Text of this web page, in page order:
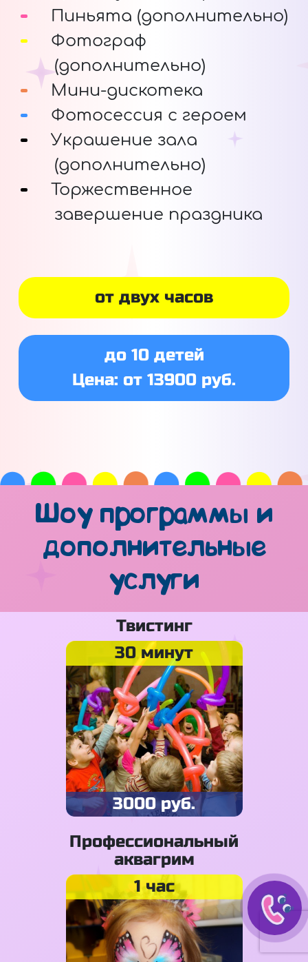
Пиньята (дополнительно)
Фотограф
(дополнительно)
Мини-дискотека
Фотосессия с героем
Украшение зала
(дополнительно)
Торжественное
завершение праздника
от двух часов
до 10 детей
Цена: от 13900 руб.
Шоу программы и
дополнительные
услуги
Твистинг
30 минут
3000 руб.
Профессиональный
аквагрим
1 час